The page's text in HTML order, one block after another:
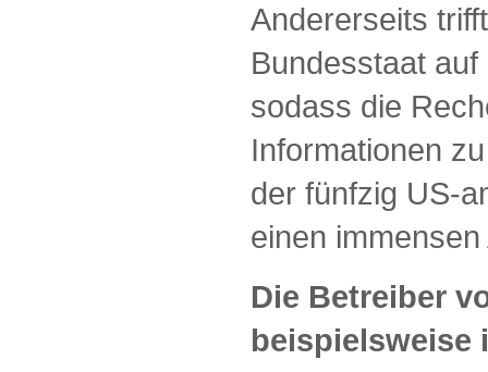
Andererseits
Bundesstaat
sodass die
Informationen
der fünfzig US-
einen
Die Betreiber
beispielsweise